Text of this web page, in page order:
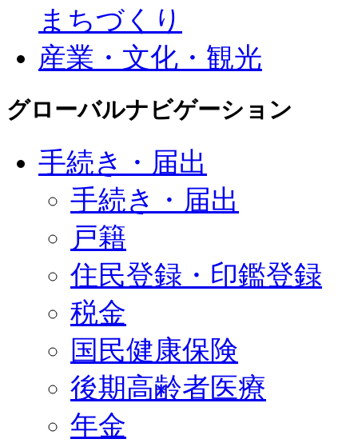
まちづくり
産業・文化・観光
グローバルナビゲーション
手続き・届出
手続き・届出
戸籍
住民登録・印鑑登録
税金
国民健康保険
後期高齢者医療
年金